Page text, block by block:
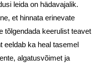
leida on hädavajalik.
et hinnata erinevate
tõlgendada keerulist teavet
eeldab ka heal tasemel
algatusvõimet ja